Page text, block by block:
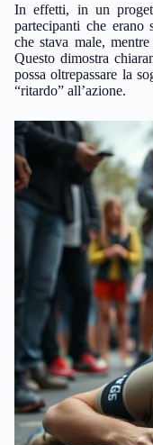
In effetti, in un
partecipanti che erano
che stava male,
Questo dimostra
possa oltrepassare la
“ritardo” all’azione.